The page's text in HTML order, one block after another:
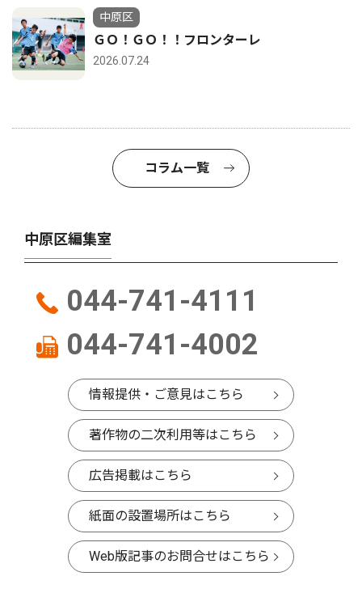
中原区
ＧＯ！ＧＯ！！フロンターレ
2026.07.24
コラム一覧
中原区編集室
044-741-4111
044-741-4002
情報提供・ご意見はこちら
著作物の二次利用等はこちら
広告掲載はこちら
紙面の設置場所はこちら
Web版記事のお問合せはこちら